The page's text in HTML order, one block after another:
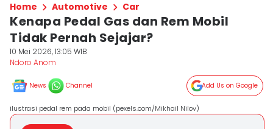
Home Automotive Car
Kenapa Pedal Gas dan Rem Mobil
Tidak Pernah Sejajar?
10 Mei 2026, 13:05 WIB
Ndoro Anom
News Channel Add Us on Google
ilustrasi pedal rem pada mobil (pexels.com/Mikhail Nilov)